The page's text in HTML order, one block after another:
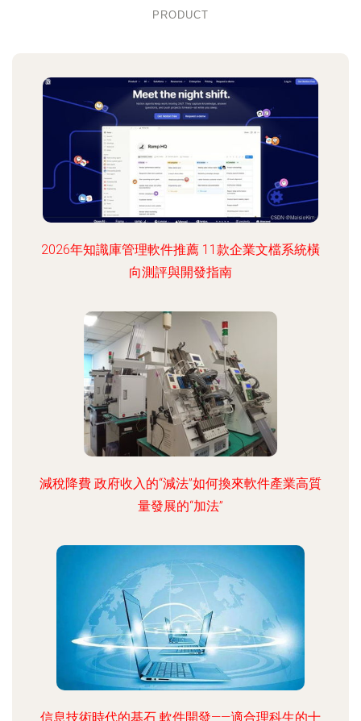
PRODUCT
2026年知識庫管理軟件推薦 11款企業文檔系統橫
向測評與開發指南
減稅降費 政府收入的“減法”如何換來軟件產業高質
量發展的“加法”
信息技術時代的基石 軟件開發——適合理科生的十